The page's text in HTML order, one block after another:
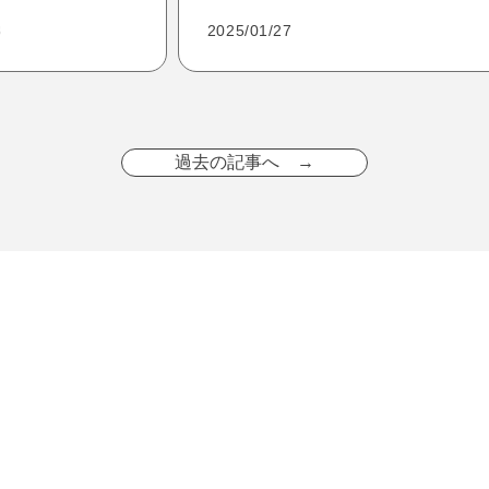
2025/01/27
過去の記事へ →